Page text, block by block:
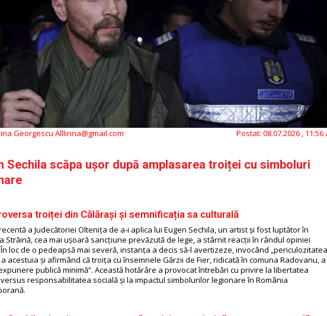
Georgescu Alllinna@gmail.com Postat: 08.07.2026 , 11:56
Sechila scăpa ușor după amplasarea troiței cu simboluri
troiței din Călărași și semnificația sa culturală
a Judecătoriei Oltenița de a-i aplica lui Eugen Sechila, un artist și fost luptător în
Străină, cea mai ușoară sancțiune prevăzută de lege, a stârnit reacții în rândul opiniei
loc de o pedeapsă mai severă, instanța a decis să-l avertizeze, invocând „periculozitatea
acestuia și afirmând că troița cu însemnele Gărzii de Fier, ridicată în comuna Radovanu, a
publică minimă”. Această hotărâre a provocat întrebări cu privire la libertatea
responsabilitatea socială și la impactul simbolurilor legionare în România